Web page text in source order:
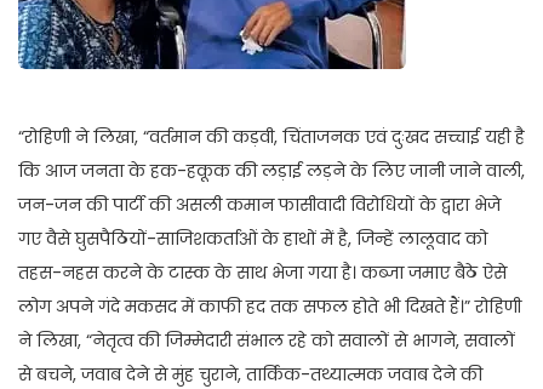
“रोहिणी ने लिखा, “वर्तमान की कड़वी, चिंताजनक एवं दुःखद सच्चाई यही है
कि आज जनता के हक-हकूक की लड़ाई लड़ने के लिए जानी जाने वाली,
जन-जन की पार्टी की असली कमान फासीवादी विरोधियों के द्वारा भेजे
गए वैसे घुसपैठियों-साजिशकर्ताओं के हाथों में है, जिन्हें लालूवाद को
तहस-नहस करने के टास्क के साथ भेजा गया है। कब्जा जमाए बैठे ऐसे
लोग अपने गंदे मकसद में काफी हद तक सफल होते भी दिखते हैं।” रोहिणी
ने लिखा, “नेतृत्व की जिम्मेदारी संभाल रहे को सवालों से भागने, सवालों
से बचने, जवाब देने से मुंह चुराने, तार्किक-तथ्यात्मक जवाब देने की